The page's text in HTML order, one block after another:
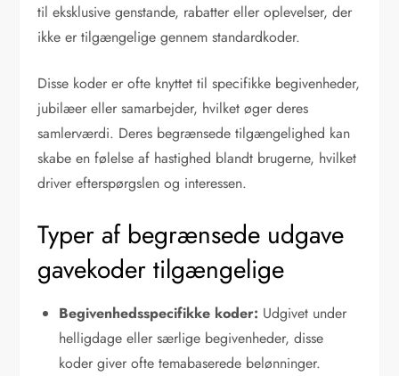
til eksklusive genstande, rabatter eller oplevelser, der
ikke er tilgængelige gennem standardkoder.
Disse koder er ofte knyttet til specifikke begivenheder,
jubilæer eller samarbejder, hvilket øger deres
samlerværdi. Deres begrænsede tilgængelighed kan
skabe en følelse af hastighed blandt brugerne, hvilket
driver efterspørgslen og interessen.
Typer af begrænsede udgave
gavekoder tilgængelige
Begivenhedsspecifikke koder: Udgivet under
helligdage eller særlige begivenheder, disse
koder giver ofte temabaserede belønninger.